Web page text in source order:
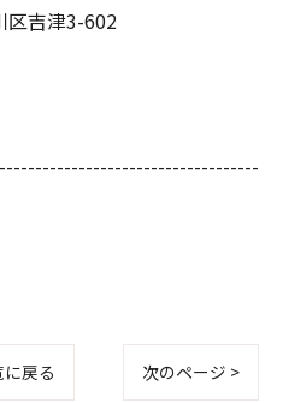
区吉津3-602
戻る 次のページ >